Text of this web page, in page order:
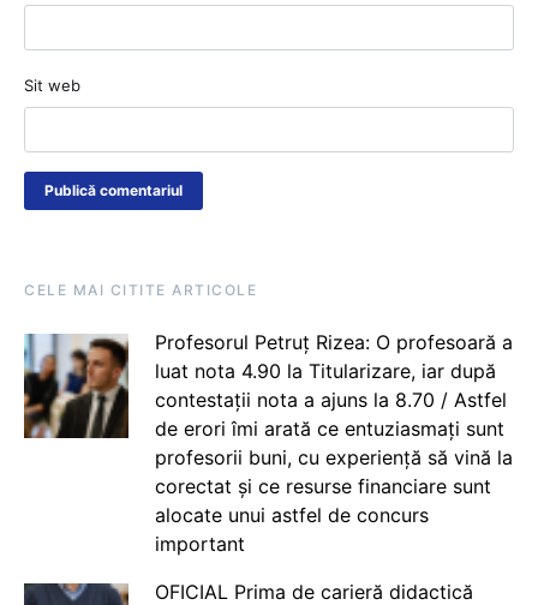
Sit web
CELE MAI CITITE ARTICOLE
Profesorul Petruț Rizea: O profesoară a
luat nota 4.90 la Titularizare, iar după
contestații nota a ajuns la 8.70 / Astfel
de erori îmi arată ce entuziasmați sunt
profesorii buni, cu experiență să vină la
corectat și ce resurse financiare sunt
alocate unui astfel de concurs
important
OFICIAL Prima de carieră didactică